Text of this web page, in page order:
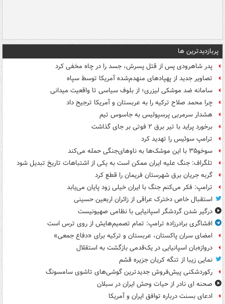
پربازدیدترین ها
پدر شاهرودی پس از قتل پسرش، جسد را در چاه مخفی کرد
تصاویر جدید از پهپادهای منهدم‌شده آمریکا توسط سپاه
سامانه ضد موشکی لیزری؛ از بلوف سیاسی تا واقعیت میدانی
چرا محمد صلاح ترکیه را به عربستان و آمریکا ترجیح داد
هشدار سرمربی پرسپولیس به جاسوس تیم
برخورد پراید با تیر برق ۲ فوتی بر جای گذاشت
ترامپ سوئیس را تهدید کرد
سوخو۳۵ با این موشک‌ها به ناوهای‌جنگی حمله می‌کند
تلگراف: جنگ علیه ایران ممکن است به یکی از اشتباهات تاریخ تبدیل شود
گربه جریان برق شهرستان فریمان را قطع کرد
ترامپ: فکر می‌کنم جنگ با ایران خیلی زود پایان می‌یابد
استقبال خاص دخترک عراقی از زائران اربعین حسینی
درگیر شدن گردشگر اسپانیایی با نظامی صهیونیست
افشاگری برادرزاده ترامپ: تمام تصمیم‌هایش از روی ترس است
امضای سران پاکستان، عربستان و ترکیه برای «دفاع جمعی»
دروازه‌بان اسپانیایی در یک‌قدمی بازگشت به استقلال
نمایی زیبا از تنگه کریان جزیره قشم
رکوردشکنی پیش‌فروش جدیدترین گوشی‌های تاشوی سامسونگ
صحنه ای نادر از حیات وحش ایران در سبلان
ادعای بسنت درباره توافق ایران و آمریکا